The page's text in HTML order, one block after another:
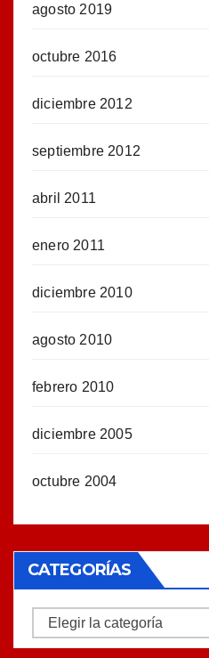
agosto 2019
octubre 2016
diciembre 2012
septiembre 2012
abril 2011
enero 2011
diciembre 2010
agosto 2010
febrero 2010
diciembre 2005
octubre 2004
CATEGORÍAS
Categorías